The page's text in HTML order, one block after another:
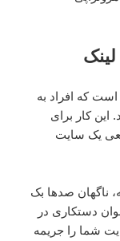
که افراد به
این کار برای
یک سایت
ناگهان صدها بک
دستکاری در
شما را جریمه